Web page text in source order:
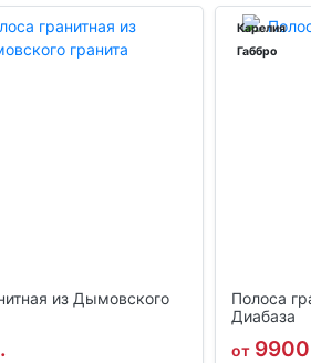
из Дымовского
Карелия
Габбро
Полоса
Диабаза
от